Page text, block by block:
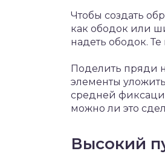
Чтобы создать
как ободок или
надеть ободок.
Поделить пряди
элементы
средней
можно ли это
Высокий